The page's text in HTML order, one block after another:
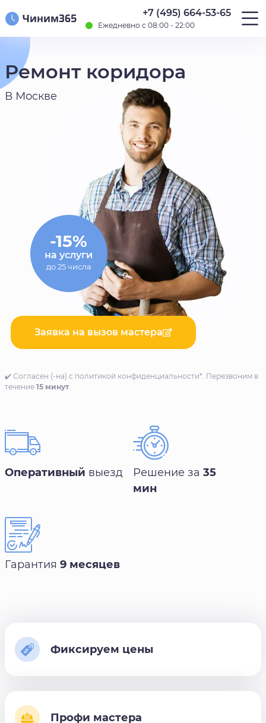
+7 (495) 664-53-65
Ежедневно с 08:00 - 22:00
Ремонт коридора
В Москве
Заявка на вызов мастера
✔️ Согласен (-на) с политикой конфиденциальности*. Перезвоним в
течение 15 минут.
-15%
на услуги
до 25 числа
Оперативный выезд Решение за 35
мин
Гарантия 9 месяцев
Фиксируем цены
Профи мастера